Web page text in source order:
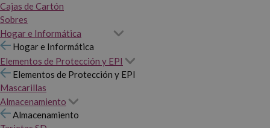
Cajas de Cartón
Sobres
Hogar e Informática
Hogar e Informática
Elementos de Protección y EPI
Elementos de Protección y EPI
Mascarillas
Almacenamiento
Almacenamiento